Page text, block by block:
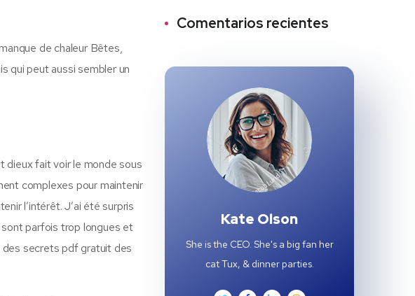
de chaleur Bêtes,
qui peut aussi sembler un
dieux fait voir le monde sous
complexes pour maintenir
l’intérêt. J’ai été surpris
parfois trop longues et
des secrets pdf gratuit des
Comentarios recientes
Kate Olson
She is the CEO. She's a big fan her
cat Tux, & dinner parties.